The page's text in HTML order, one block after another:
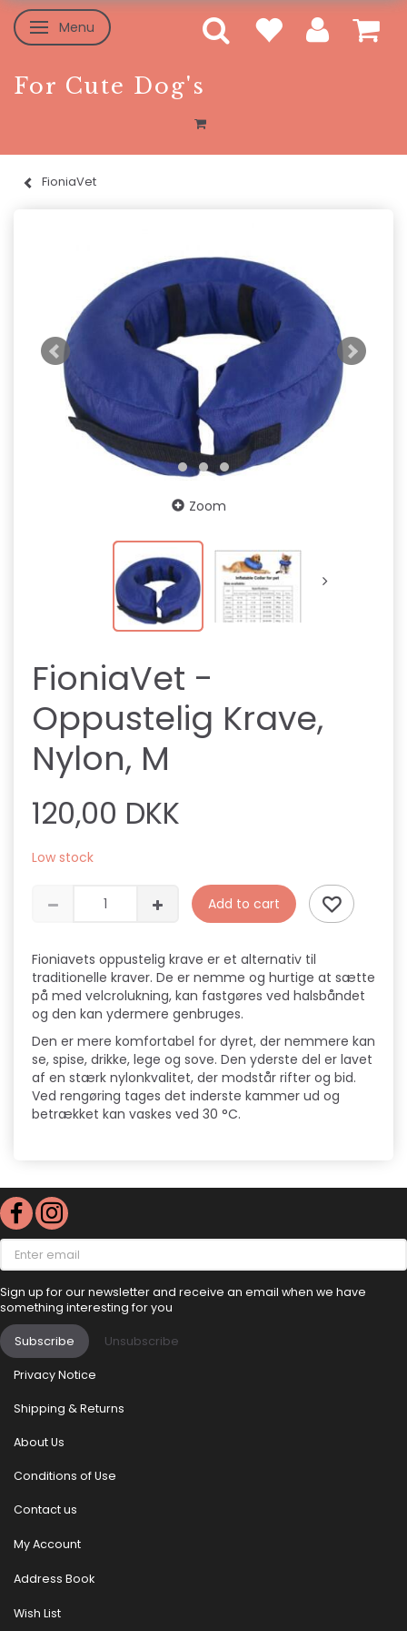
Toggle navigation
Menu
For Cute Dog's
FioniaVet
Zoom
FioniaVet -
Oppustelig Krave,
Nylon, M
120,00 DKK
Low stock
Add to cart
Fioniavets oppustelig krave er et alternativ til
traditionelle kraver. De er nemme og hurtige at sætte
på med velcrolukning, kan fastgøres ved halsbåndet
og den kan ydermere genbruges.
Den er mere komfortabel for dyret, der nemmere kan
se, spise, drikke, lege og sove. Den yderste del er lavet
af en stærk nylonkvalitet, der modstår rifter og bid.
Ved rengøring tages det inderste kammer ud og
betrækket kan vaskes ved 30 °C.
Enter
email
Sign up for our newsletter and receive an email when we have
something interesting for you
Subscribe Unsubscribe
Privacy Notice
Shipping & Returns
About Us
Conditions of Use
Contact us
My Account
Address Book
Wish List